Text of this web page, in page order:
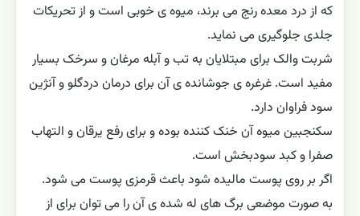
که از درد معده رنج مى برند، میوه ى خوبى است و از تحریکات
جلدى جلوگیرى مى نماید.
شربت والک براى مبتلایان به تب و آبله مرغان و سرخک بسیار
مفید است. غرغره ی جوشانده ی آن براى درمان دردگلو و آنژین
سود فراوان دارد.
سکنجبین میوه آن خنک کننده بوده و براى رفع یرقان و التهاب
صفرا و کبد سودبخش است.
اگر بر روی پوست مالیده شود باعث قرمزی پوست می شود.
به صورت موضعی برگ های له شده ی آن را می توان برای از